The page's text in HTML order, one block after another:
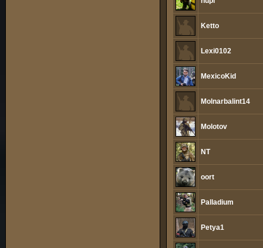
Ketto
Lexi0102
MexicoKid
Molnarbalint14
Molotov
NT
oort
Palladium
Petya1